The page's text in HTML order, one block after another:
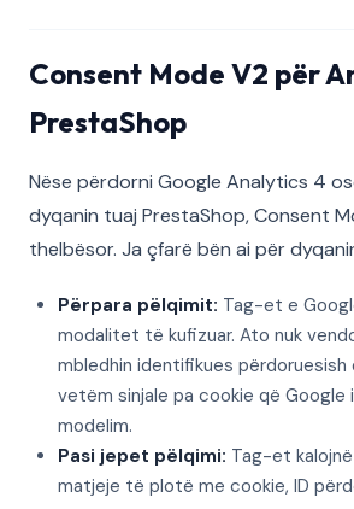
Consent Mode V2 për
PrestaShop
Nëse përdorni Google Analytics 4
dyqanin tuaj PrestaShop, Consent
thelbësor. Ja çfarë bën ai për
Përpara pëlqimit: Tag-et e
modalitet të kufizuar. Ato nuk
mbledhin identifikues përdoruesish
vetëm sinjale pa cookie që Google
modelim.
Pasi jepet pëlqimi: Tag-et
matjeje të plotë me cookie, ID